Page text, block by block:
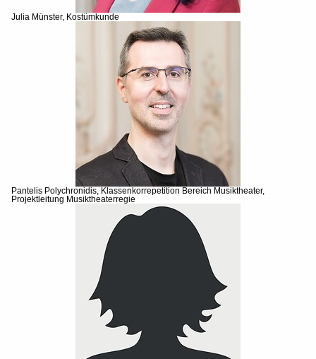
Julia Münster, Kostümkunde
Pantelis Polychronidis, Klassenkorrepetition Bereich Musiktheater,
Projektleitung Musiktheaterregie